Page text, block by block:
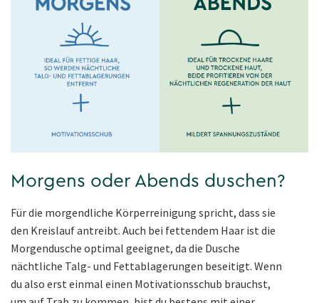
Morgens oder Abends duschen?
Für die morgendliche Körperreinigung spricht, dass sie
den Kreislauf antreibt. Auch bei fettendem Haar ist die
Morgendusche optimal geeignet, da die Dusche
nächtliche Talg- und Fettablagerungen beseitigt. Wenn
du also erst einmal einen Motivationsschub brauchst,